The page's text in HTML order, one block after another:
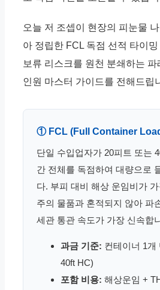
오늘 저 조셉이 현장의 피눈물
아 정립한 FCL 독점 선적 타이
보류 리스크를 원천 분쇄하는
인원 마스터 가이드를 전해드립
① FCL (Full Container
단일 수입업자가 20피트 또는
간 전체를 독점하여 대량으로
다. 부피 대비 해상 운임비가
주의 물품과 혼적되지 않아 파
세관 통관 속도가 가장 신속합
과금 기준: 컨테이너 1개
40ft HC)
포함 비용: 해상운임 +